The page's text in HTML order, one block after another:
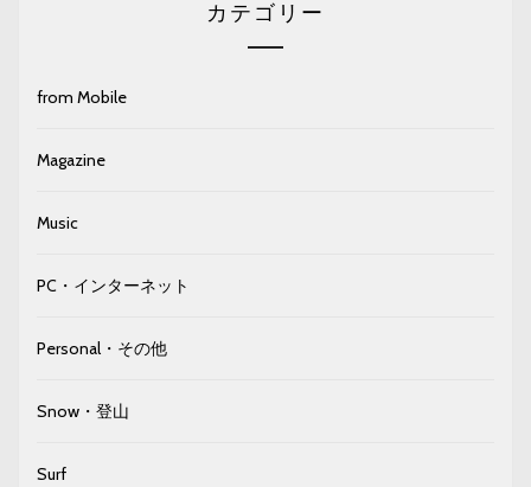
カテゴリー
from Mobile
Magazine
Music
PC・インターネット
Personal・その他
Snow・登山
Surf